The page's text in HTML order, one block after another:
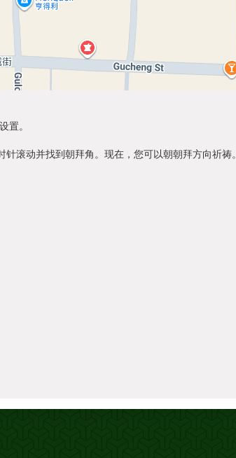
置。
滚动并找到朝拜角。现在，您可以朝朝拜方向祈祷。